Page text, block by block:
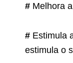
# Melhora
# Estimula
estimula o